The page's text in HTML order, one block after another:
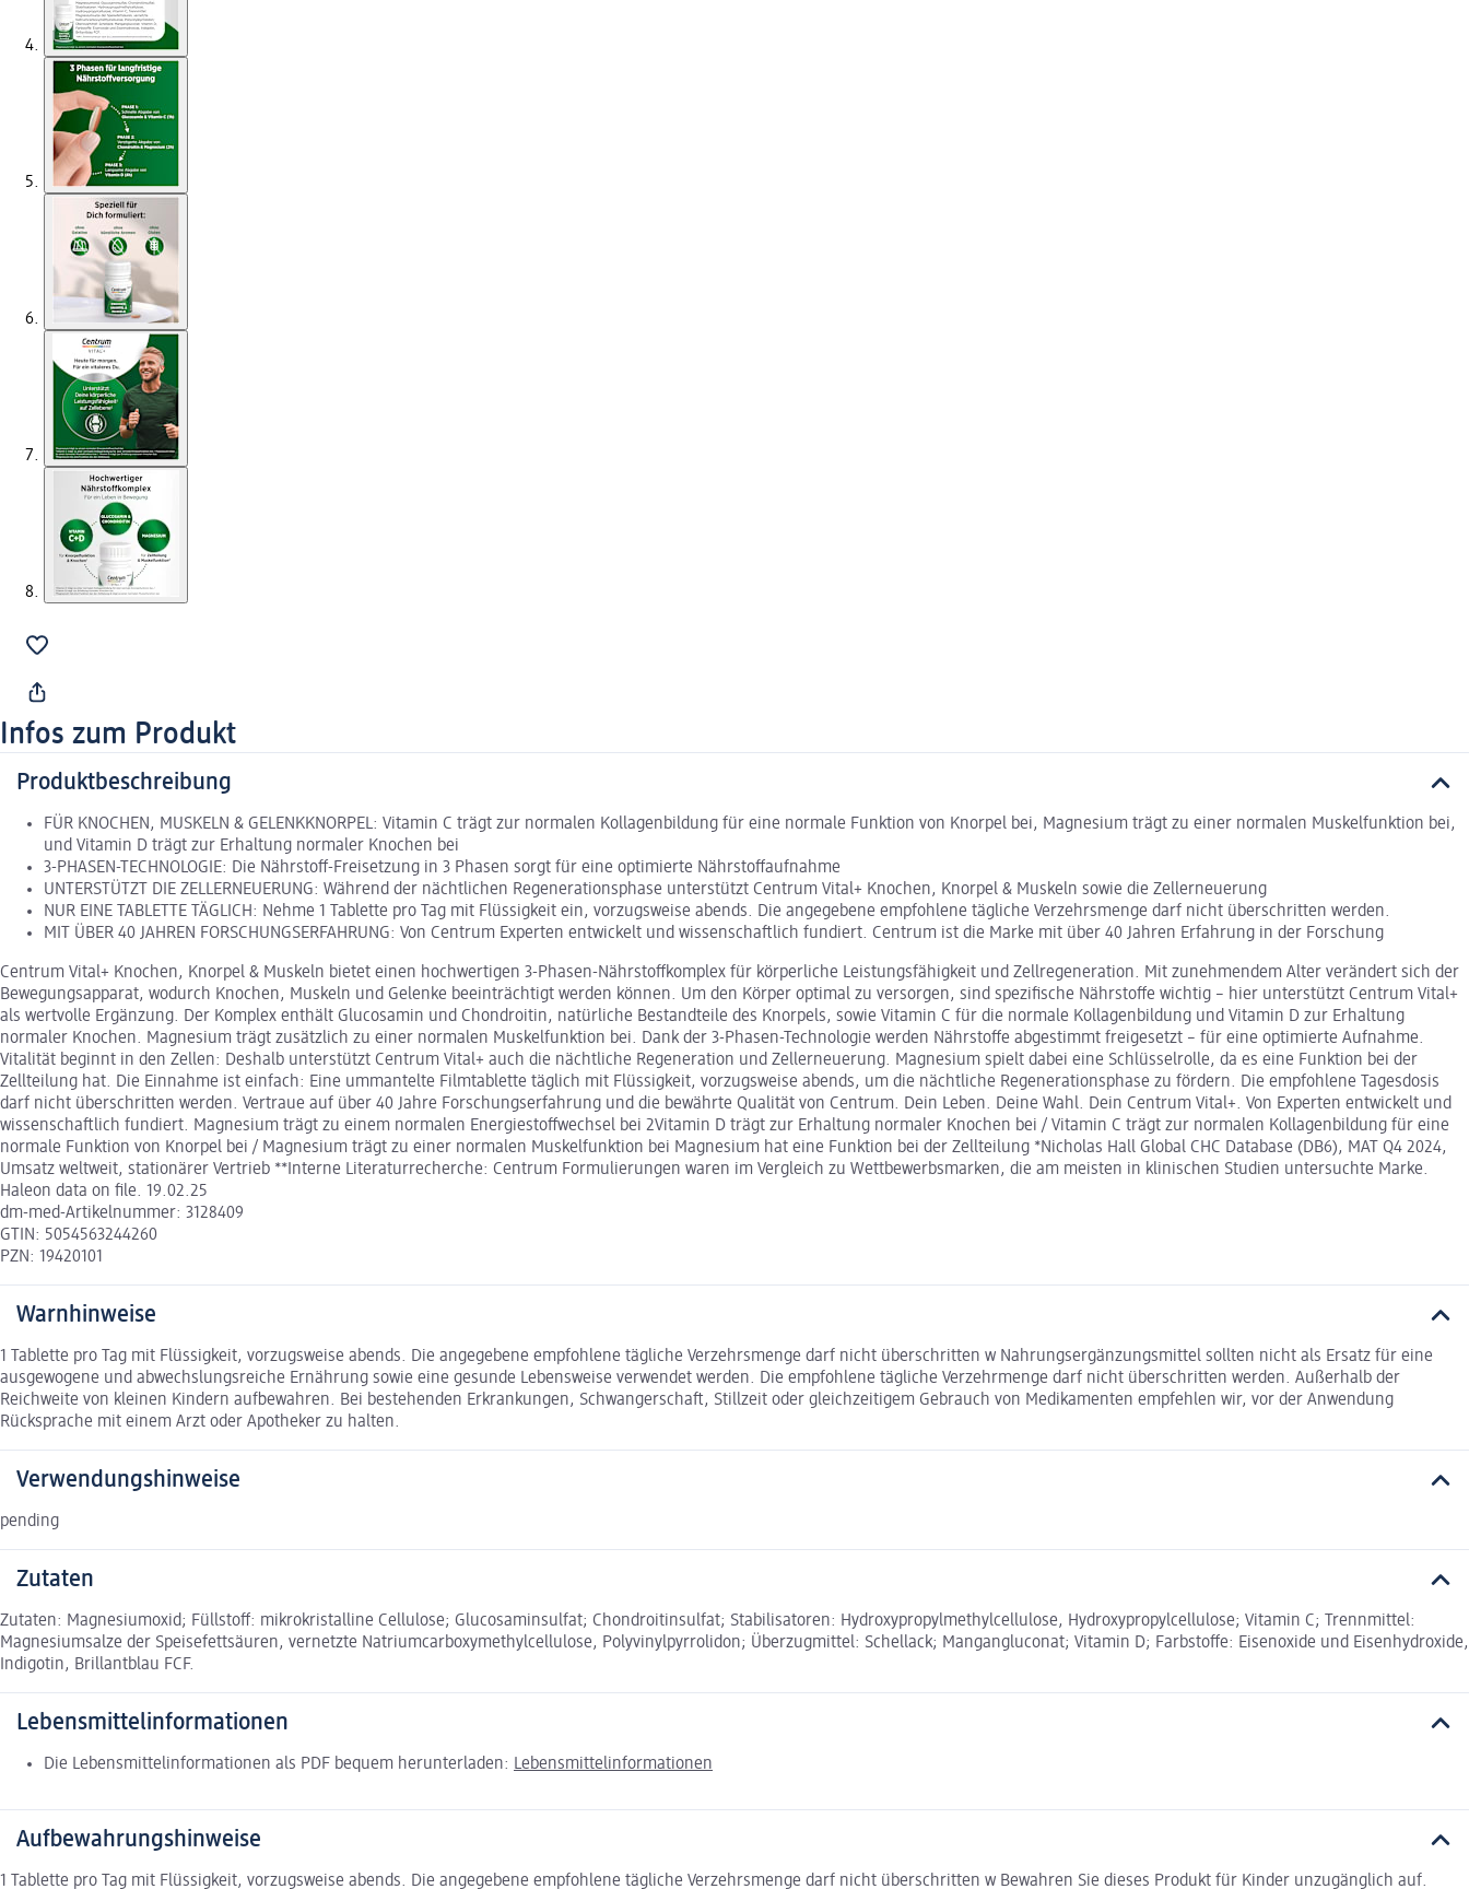
Infos zum Produkt
Produktbeschreibung
FÜR KNOCHEN, MUSKELN & GELENKKNORPEL: Vitamin C trägt zur normalen Kollagenbildung für eine normale Funktion von Knorpel bei, Magnesium trägt zu einer normalen Muskelfunktion bei,
und Vitamin D trägt zur Erhaltung normaler Knochen bei
3-PHASEN-TECHNOLOGIE: Die Nährstoff-Freisetzung in 3 Phasen sorgt für eine optimierte Nährstoffaufnahme
UNTERSTÜTZT DIE ZELLERNEUERUNG: Während der nächtlichen Regenerationsphase unterstützt Centrum Vital+ Knochen, Knorpel & Muskeln sowie die Zellerneuerung
NUR EINE TABLETTE TÄGLICH: Nehme 1 Tablette pro Tag mit Flüssigkeit ein, vorzugsweise abends. Die angegebene empfohlene tägliche Verzehrsmenge darf nicht überschritten werden.
MIT ÜBER 40 JAHREN FORSCHUNGSERFAHRUNG: Von Centrum Experten entwickelt und wissenschaftlich fundiert. Centrum ist die Marke mit über 40 Jahren Erfahrung in der Forschung
Centrum Vital+ Knochen, Knorpel & Muskeln bietet einen hochwertigen 3-Phasen-Nährstoffkomplex für körperliche Leistungsfähigkeit und Zellregeneration. Mit zunehmendem Alter verändert sich der
Bewegungsapparat, wodurch Knochen, Muskeln und Gelenke beeinträchtigt werden können. Um den Körper optimal zu versorgen, sind spezifische Nährstoffe wichtig – hier unterstützt Centrum Vital+
als wertvolle Ergänzung. Der Komplex enthält Glucosamin und Chondroitin, natürliche Bestandteile des Knorpels, sowie Vitamin C für die normale Kollagenbildung und Vitamin D zur Erhaltung
normaler Knochen. Magnesium trägt zusätzlich zu einer normalen Muskelfunktion bei. Dank der 3-Phasen-Technologie werden Nährstoffe abgestimmt freigesetzt – für eine optimierte Aufnahme.
Vitalität beginnt in den Zellen: Deshalb unterstützt Centrum Vital+ auch die nächtliche Regeneration und Zellerneuerung. Magnesium spielt dabei eine Schlüsselrolle, da es eine Funktion bei der
Zellteilung hat. Die Einnahme ist einfach: Eine ummantelte Filmtablette täglich mit Flüssigkeit, vorzugsweise abends, um die nächtliche Regenerationsphase zu fördern. Die empfohlene Tagesdosis
darf nicht überschritten werden. Vertraue auf über 40 Jahre Forschungserfahrung und die bewährte Qualität von Centrum. Dein Leben. Deine Wahl. Dein Centrum Vital+. Von Experten entwickelt und
wissenschaftlich fundiert. Magnesium trägt zu einem normalen Energiestoffwechsel bei 2Vitamin D trägt zur Erhaltung normaler Knochen bei / Vitamin C trägt zur normalen Kollagenbildung für eine
normale Funktion von Knorpel bei / Magnesium trägt zu einer normalen Muskelfunktion bei Magnesium hat eine Funktion bei der Zellteilung *Nicholas Hall Global CHC Database (DB6), MAT Q4 2024,
Umsatz weltweit, stationärer Vertrieb **Interne Literaturrecherche: Centrum Formulierungen waren im Vergleich zu Wettbewerbsmarken, die am meisten in klinischen Studien untersuchte Marke.
Haleon data on file. 19.02.25
dm-med-Artikelnummer: 3128409
GTIN: 5054563244260
PZN: 19420101
Warnhinweise
1 Tablette pro Tag mit Flüssigkeit, vorzugsweise abends. Die angegebene empfohlene tägliche Verzehrsmenge darf nicht überschritten w Nahrungsergänzungsmittel sollten nicht als Ersatz für eine
ausgewogene und abwechslungsreiche Ernährung sowie eine gesunde Lebensweise verwendet werden. Die empfohlene tägliche Verzehrmenge darf nicht überschritten werden. Außerhalb der
Reichweite von kleinen Kindern aufbewahren. Bei bestehenden Erkrankungen, Schwangerschaft, Stillzeit oder gleichzeitigem Gebrauch von Medikamenten empfehlen wir, vor der Anwendung
Rücksprache mit einem Arzt oder Apotheker zu halten.
Verwendungshinweise
pending
Zutaten
Zutaten: Magnesiumoxid; Füllstoff: mikrokristalline Cellulose; Glucosaminsulfat; Chondroitinsulfat; Stabilisatoren: Hydroxypropylmethylcellulose, Hydroxypropylcellulose; Vitamin C; Trennmittel:
Magnesiumsalze der Speisefettsäuren, vernetzte Natriumcarboxymethylcellulose, Polyvinylpyrrolidon; Überzugmittel: Schellack; Mangangluconat; Vitamin D; Farbstoffe: Eisenoxide und Eisenhydroxide,
Indigotin, Brillantblau FCF.
Lebensmittelinformationen
Die Lebensmittelinformationen als PDF bequem herunterladen: Lebensmittelinformationen
Aufbewahrungshinweise
1 Tablette pro Tag mit Flüssigkeit, vorzugsweise abends. Die angegebene empfohlene tägliche Verzehrsmenge darf nicht überschritten w Bewahren Sie dieses Produkt für Kinder unzugänglich auf.